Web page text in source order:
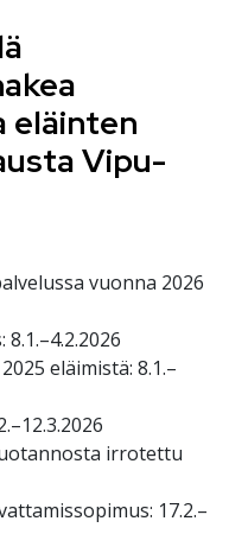
eläinten
Vipu-
vuonna 2026
eläimistä: 8.1.–
irrotettu
17.2.–